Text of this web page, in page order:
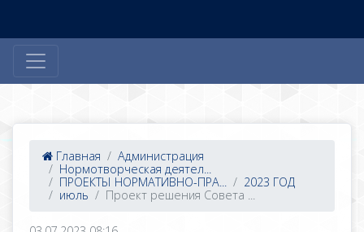
Главная
Администрация
Нормотворческая деятел...
ПРОЕКТЫ НОРМАТИВНО-ПРА...
2023 ГОД
июль
Проект решения Совета ...